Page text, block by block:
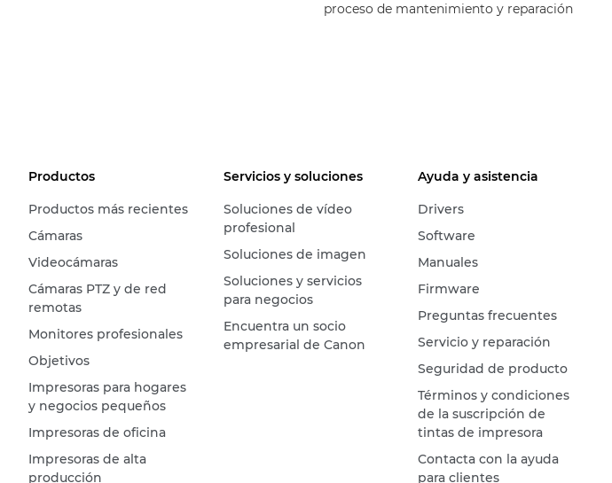
proceso de mantenimiento y reparación
Productos
Productos más recientes
Cámaras
Videocámaras
Cámaras PTZ y de red
remotas
Monitores profesionales
Objetivos
Impresoras para hogares
y negocios pequeños
Impresoras de oficina
Impresoras de alta
producción
Servicios y soluciones
Soluciones de vídeo
profesional
Soluciones de imagen
Soluciones y servicios
para negocios
Encuentra un socio
empresarial de Canon
Ayuda y asistencia
Drivers
Software
Manuales
Firmware
Preguntas frecuentes
Servicio y reparación
Seguridad de producto
Términos y condiciones
de la suscripción de
tintas de impresora
Contacta con la ayuda
para clientes